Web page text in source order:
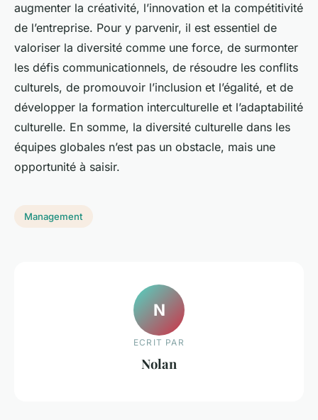
augmenter la créativité, l’innovation et la compétitivité
de l’entreprise. Pour y parvenir, il est essentiel de
valoriser la diversité comme une force, de surmonter
les défis communicationnels, de résoudre les conflits
culturels, de promouvoir l’inclusion et l’égalité, et de
développer la formation interculturelle et l’adaptabilité
culturelle. En somme, la diversité culturelle dans les
équipes globales n’est pas un obstacle, mais une
opportunité à saisir.
Management
N
ECRIT PAR
Nolan